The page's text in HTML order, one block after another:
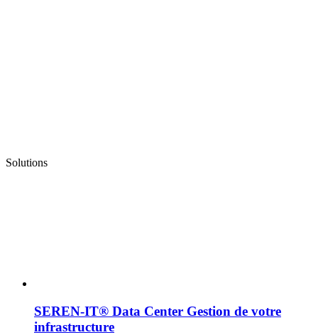
Solutions
SEREN-IT® Data Center Gestion de votre
infrastructure